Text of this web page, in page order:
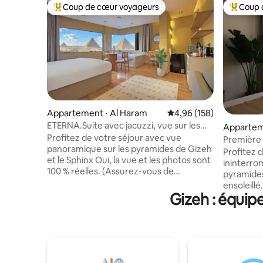
Coups de cœur voyageurs les plus appréciés
Coup de cœur voyageurs
Appartement ⋅ Al Haram Évaluation moyenne
4,96 (158)
ETERNA.Suite avec jacuzzi, vue sur les
pyramides et balcon
Profitez de votre séjour avec vue
panoramique sur les pyramides de Gizeh
et le Sphinx Oui, la vue et les photos sont
100 % réelles. (Assurez-vous de
Offrez-vous une vue imprenable sur
toutes les pyramides de Gizeh de
d'entrée des pyramides. Pour profiter au
Coups
Coup
Première
Profitez
ensoleillé. Idéalement situé directement
sur la
facile, le
Gizeh :